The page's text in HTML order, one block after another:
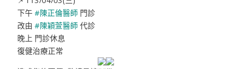
下午 #陳正倫醫師門診
改由 #陳穎萱醫師代診
晚上 門診休息
復健治療正常